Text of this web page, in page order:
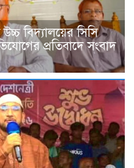
বিদ্যালয়ের সিসি
প্রতিবাদে সংবাদ